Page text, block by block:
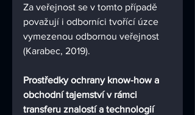
Za veřejnost se v tomto případě
považují i odborníci tvořící úzce
vymezenou odbornou veřejnost
(Karabec, 2019).
Prostředky ochrany know-how a
obchodní tajemství v rámci
transferu znalostí a technologií